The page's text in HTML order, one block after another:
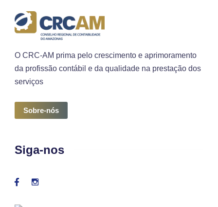
O CRC-AM prima pelo crescimento e aprimoramento
da profissão contábil e da qualidade na prestação dos
serviços
Sobre-nós
Siga-nos